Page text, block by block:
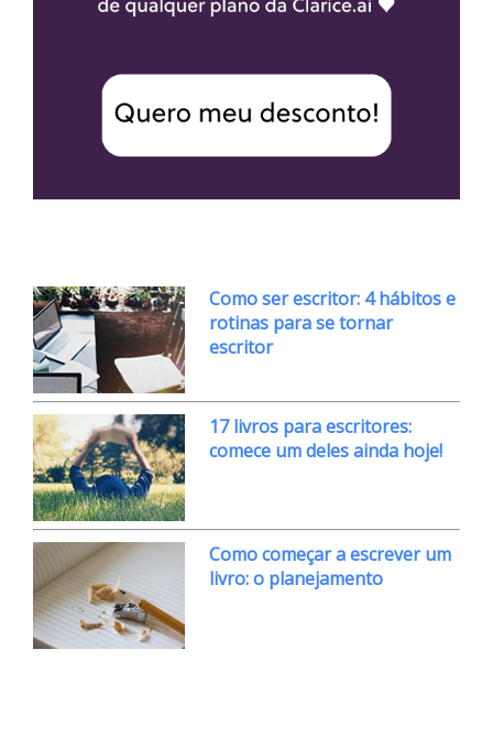
Como ser escritor: 4 hábitos e
rotinas para se tornar
escritor
17 livros para escritores:
comece um deles ainda hoje!
Como começar a escrever um
livro: o planejamento